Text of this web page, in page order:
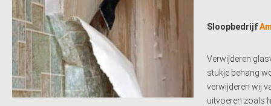
Sloopbedrijf
Verwijderen
stukje behang
verwijderen wij
uitvoeren zoals